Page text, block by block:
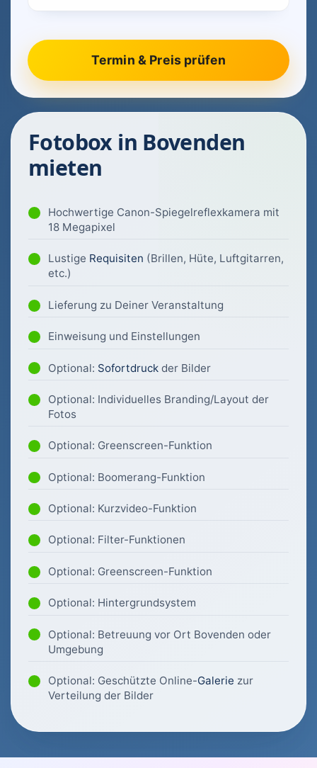
Fotobox in Bovenden
mieten
Hochwertige Canon-Spiegelreflexkamera mit
18 Megapixel
Lustige Requisiten (Brillen, Hüte, Luftgitarren,
etc.)
Lieferung zu Deiner Veranstaltung
Einweisung und Einstellungen
Optional: Sofortdruck der Bilder
Optional: Individuelles Branding/Layout der
Fotos
Optional: Greenscreen-Funktion
Optional: Boomerang-Funktion
Optional: Kurzvideo-Funktion
Optional: Filter-Funktionen
Optional: Greenscreen-Funktion
Optional: Hintergrundsystem
Optional: Betreuung vor Ort Bovenden oder
Umgebung
Optional: Geschützte Online-Galerie zur
Verteilung der Bilder